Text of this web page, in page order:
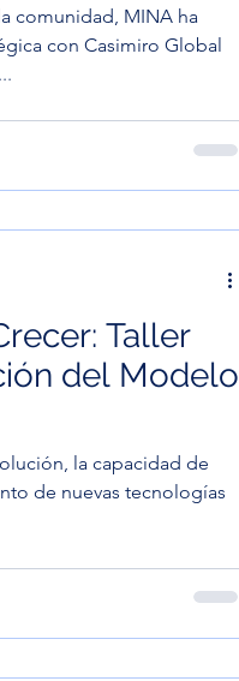
MINA ha
con Casimiro Global
Taller
del Modelo
la capacidad de
de nuevas tecnologías